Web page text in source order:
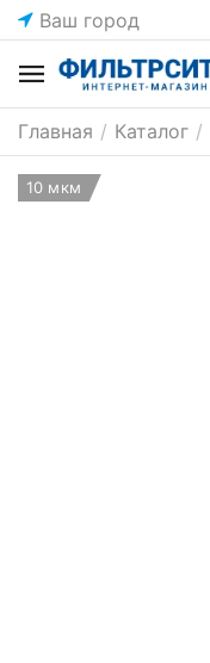
Ваш город
Главная / Каталог /
10 мкм